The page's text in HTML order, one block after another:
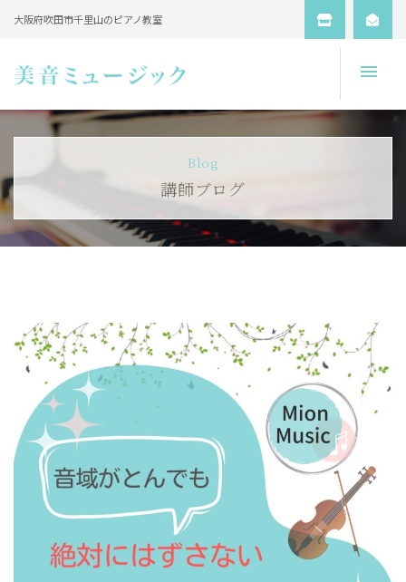
大阪府吹田市千里山のピアノ教室
Blog
講師ブログ